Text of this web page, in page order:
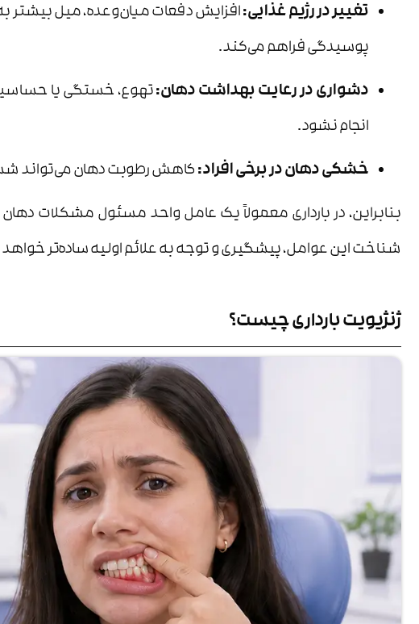
تغییر در رژیم غذایی:افزایش دفعات میان‌وعده، میل بیشتر
پوسیدگی فراهم می‌کند.
دشواری در رعایت بهداشت دهان:تهوع، خستگی یا
انجام نشود.
خشکی دهان در برخی افراد:کاهش رطوبت دهان می‌تواند
بنابراین، در بارداری معمولاً یک عامل واحد مسئول مشکلات
شناخت این عوامل، پیشگیری و توجه به علائم اولیه ساده‌تر خواهد
ژنژیویت بارداری چیست؟